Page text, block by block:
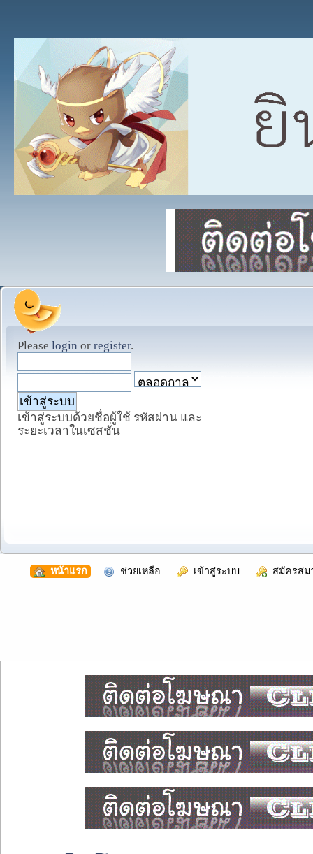
Please login or register.
เข้าสู่ระบบด้วยชื่อผู้ใช้ รหัสผ่าน และ
ระยะเวลาในเซสชั่น
หน้าแรก ช่วยเหลือ เข้าสู่ระบบ สมัครสม